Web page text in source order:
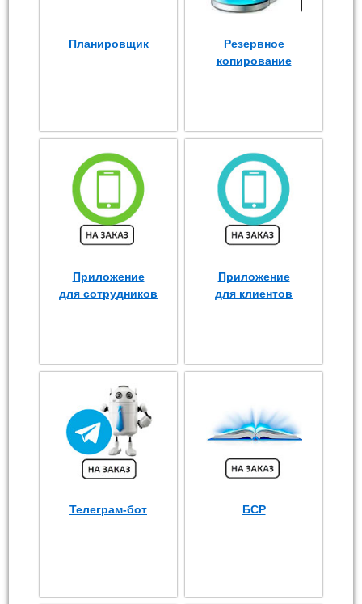
Планировщик
Резервное
копирование
Приложение
для сотрудников
Приложение
для клиентов
Телеграм-бот БСР